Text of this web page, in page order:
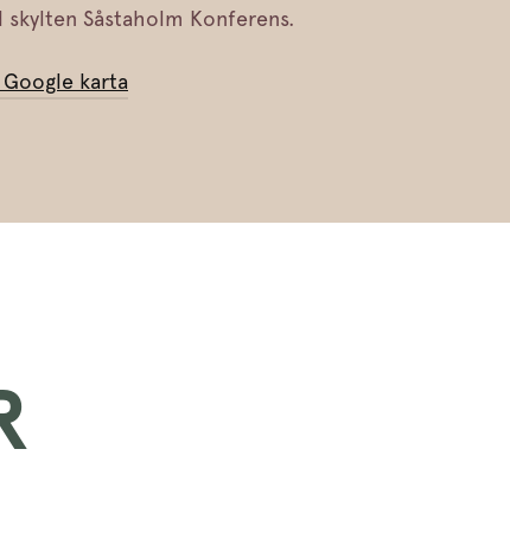
skylten Såstaholm Konferens.
Google karta